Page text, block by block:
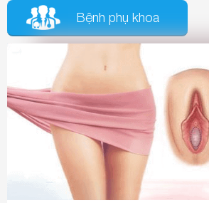
Bệnh phụ khoa